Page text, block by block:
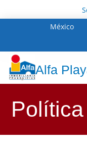
México
Alfa